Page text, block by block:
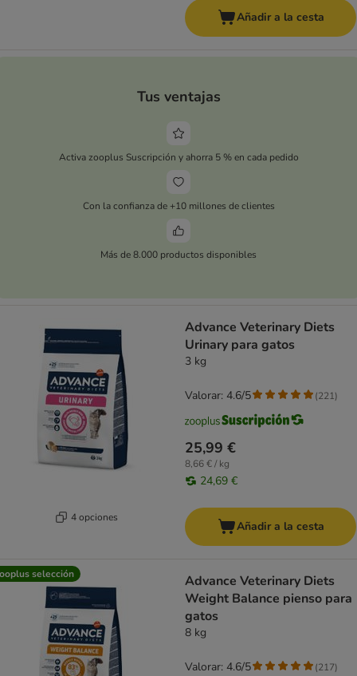
Añadir a la cesta
Tus ventajas
Activa zooplus Suscripción y ahorra 5 % en cada pedido
Con la confianza de +10 millones de clientes
Más de 8.000 productos disponibles
4 opciones
Advance Veterinary Diets
Urinary para gatos
3 kg
25,99 €
8,66 € / kg
24,69 €
Valorar: 4.6/5 (221)
Añadir a la cesta
selección
Advance Veterinary Diets
Weight Balance pienso para
gatos
8 kg
Valorar: 4.6/5 (217)